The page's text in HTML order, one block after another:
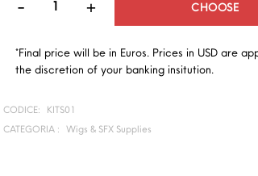
CHOOSE
*Final price will be in Euros. Prices in USD are
the discretion of your banking insitution.
CODICE:
KITS01
CATEGORIA :
Wigs & SFX Supplies